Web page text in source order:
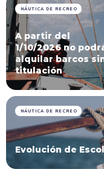
NÁUTICA DE RECREO
A partir del
1/10/2026 no
alquilar barcos
titulación
NÁUTICA DE RECREO
Evolución de